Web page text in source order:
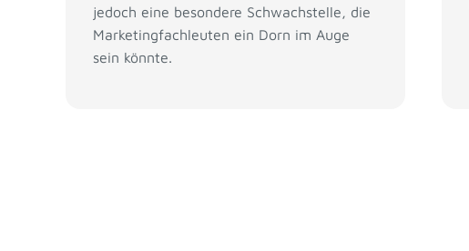
jedoch eine besondere Schwachstelle, die
Marketingfachleuten ein Dorn im Auge
sein könnte.